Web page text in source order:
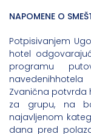
NAPOMENE O
Potpisivanjem
hotel
programu
Zvanična potvrda
za grupu, na
najavljenom
dana pred